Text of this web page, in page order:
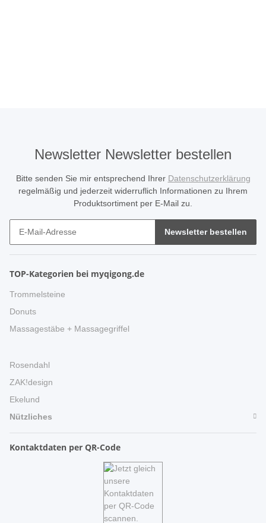
Newsletter Newsletter bestellen
Bitte senden Sie mir entsprechend Ihrer Datenschutzerklärung
regelmäßig und jederzeit widerruflich Informationen zu Ihrem
Produktsortiment per E-Mail zu.
Newsletter bestellen
TOP-Kategorien bei myqigong.de
Trommelsteine
Donuts
Massagestäbe + Massagegriffel
Rosendahl
ZAK!design
Ekelund
Nützliches
Kontaktdaten per QR-Code